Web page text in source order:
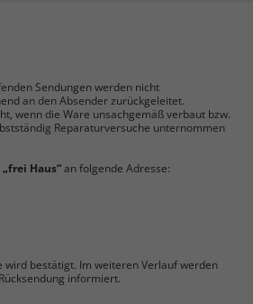
Sendungen werden nicht
an den Absender zurückgeleitet.
wenn die Ware unsachgemäß verbaut bzw.
Reparaturversuche unternommen
„frei Haus“an folgende Adresse:
wird bestätigt. Im weiteren Verlauf werden
informiert.